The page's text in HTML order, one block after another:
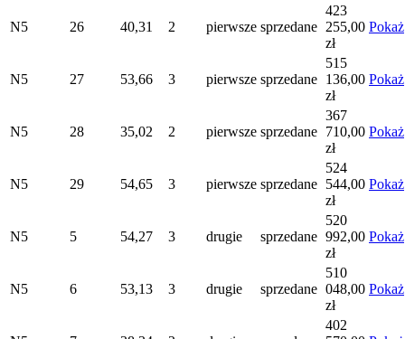
N5 26 40,31 2 pierwsze sprzedane
423
255,00
zł
Pokaż
N5 27 53,66 3 pierwsze sprzedane
515
136,00
zł
Pokaż
N5 28 35,02 2 pierwsze sprzedane
367
710,00
zł
Pokaż
N5 29 54,65 3 pierwsze sprzedane
524
544,00
zł
Pokaż
N5 5 54,27 3 drugie sprzedane
520
992,00
zł
Pokaż
N5 6 53,13 3 drugie sprzedane
510
048,00
zł
Pokaż
402